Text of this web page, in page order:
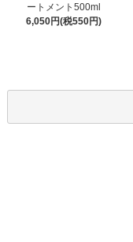
ートメント500ml
6,050円(税550円)